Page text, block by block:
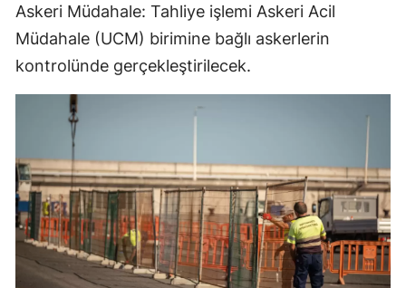
Askeri Müdahale: Tahliye işlemi Askeri Acil
Müdahale (UCM) birimine bağlı askerlerin
kontrolünde gerçekleştirilecek.